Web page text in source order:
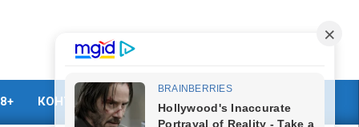
КОНТАКТ МАРКЕТИНГ